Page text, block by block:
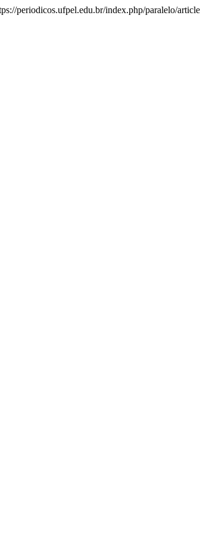
periodicos.ufpel.edu.br/index.php/paralelo/